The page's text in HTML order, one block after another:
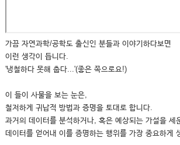
가끔 자연과학/공학도 출신인 분들과 이야기하다보면
이런 생각이 듭니다.
'냉철하다 못해 춥다...'(좋은 쪽으로요!)
이 들이 사물을 보는 눈은,
철저하게 귀납적 방법과 증명을 토대로 합니다.
과거의 데이터를 분석하거나, 혹은 예상되는 가설을 세
데이터를 얻어내 이를 증명하는 행위를 가장 중요하게